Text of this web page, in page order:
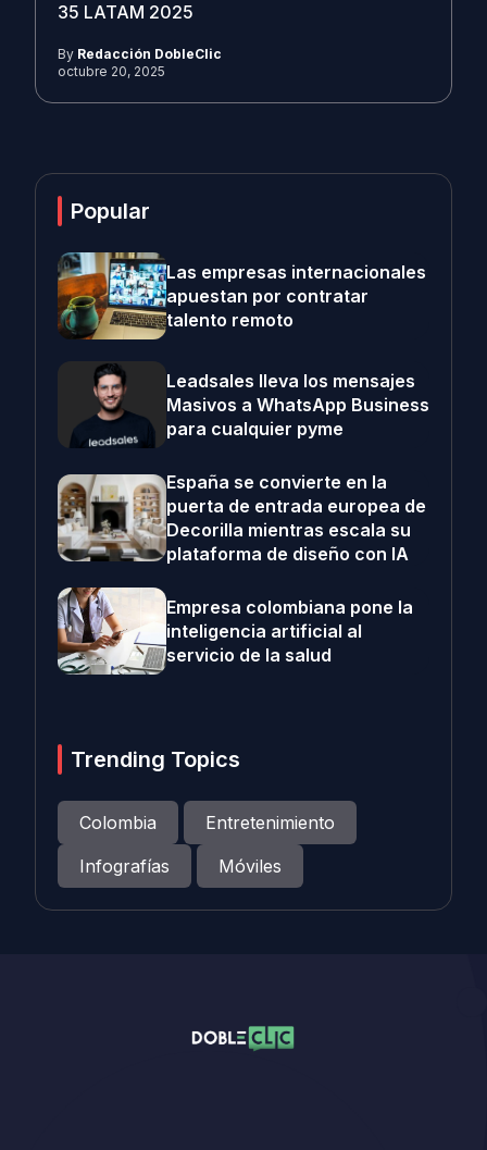
35 LATAM 2025
By Redacción DobleClic
octubre 20, 2025
Popular
Las empresas internacionales
apuestan por contratar
talento remoto
Leadsales lleva los mensajes
Masivos a WhatsApp Business
para cualquier pyme
España se convierte en la
puerta de entrada europea de
Decorilla mientras escala su
plataforma de diseño con IA
Empresa colombiana pone la
inteligencia artificial al
servicio de la salud
Trending Topics
Colombia
Entretenimiento
Infografías
Móviles